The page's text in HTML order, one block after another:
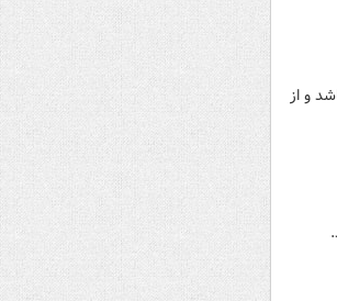
و از